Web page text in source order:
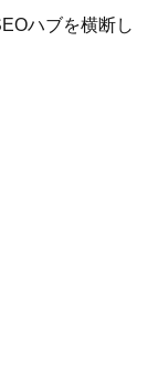
ハブを横断し